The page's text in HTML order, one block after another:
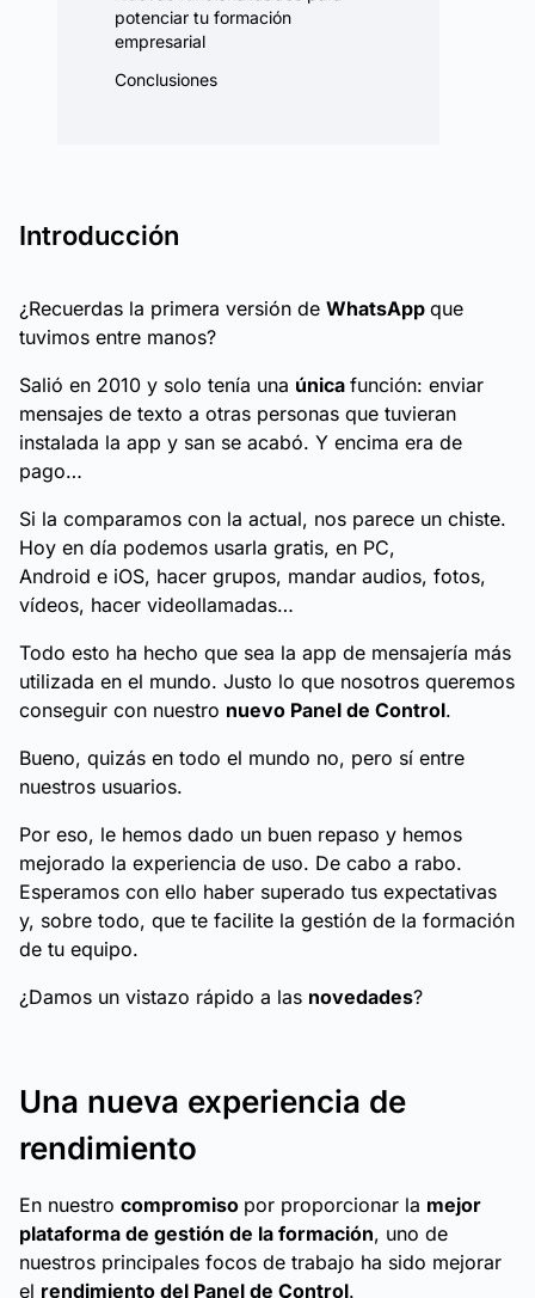
potenciar tu formación
empresarial
Conclusiones
Introducción
¿Recuerdas la primera versión de WhatsApp que
tuvimos entre manos?
Salió en 2010 y solo tenía una única función: enviar
mensajes de texto a otras personas que tuvieran
instalada la app y san se acabó. Y encima era de
pago…
Si la comparamos con la actual, nos parece un chiste.
Hoy en día podemos usarla gratis, en PC,
Android e iOS, hacer grupos, mandar audios, fotos,
vídeos, hacer videollamadas…
Todo esto ha hecho que sea la app de mensajería más
utilizada en el mundo. Justo lo que nosotros queremos
conseguir con nuestro nuevo Panel de Control.
Bueno, quizás en todo el mundo no, pero sí entre
nuestros usuarios.
Por eso, le hemos dado un buen repaso y hemos
mejorado la experiencia de uso. De cabo a rabo.
Esperamos con ello haber superado tus expectativas
y, sobre todo, que te facilite la gestión de la formación
de tu equipo.
¿Damos un vistazo rápido a las novedades?
Una nueva experiencia de
rendimiento
En nuestro compromiso por proporcionar la mejor
plataforma de gestión de la formación, uno de
nuestros principales focos de trabajo ha sido mejorar
el rendimiento del Panel de Control.